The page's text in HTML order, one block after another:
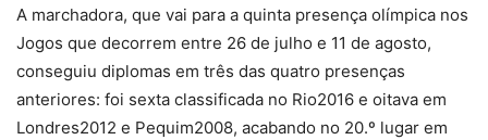
A marchadora, que vai para a quinta presença olímpica nos
Jogos que decorrem entre 26 de julho e 11 de agosto,
conseguiu diplomas em três das quatro presenças
anteriores: foi sexta classificada no Rio2016 e oitava em
Londres2012 e Pequim2008, acabando no 20.º lugar em